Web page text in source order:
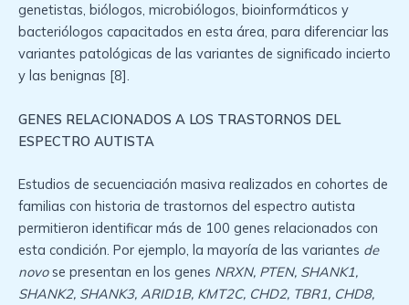
genetistas, biólogos, microbiólogos, bioinformáticos y
bacteriólogos capacitados en esta área, para diferenciar las
variantes patológicas de las variantes de significado incierto
y las benignas [8].
GENES RELACIONADOS A LOS TRASTORNOS DEL
ESPECTRO AUTISTA
Estudios de secuenciación masiva realizados en cohortes de
familias con historia de trastornos del espectro autista
permitieron identificar más de 100 genes relacionados con
esta condición. Por ejemplo, la mayoría de las variantes de
novose presentan en los genes NRXN, PTEN, SHANK1,
SHANK2, SHANK3, ARID1B, KMT2C, CHD2, TBR1, CHD8,